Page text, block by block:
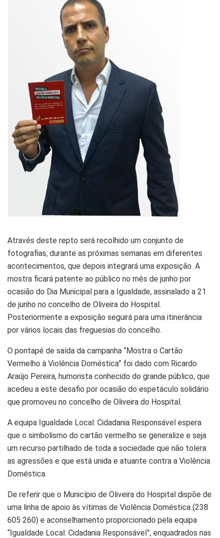
Através deste repto será recolhido um conjunto de
fotografias, durante as próximas semanas em diferentes
acontecimentos, que depois integrará uma exposição. A
mostra ficará patente ao público no mês de junho por
ocasião do Dia Municipal para a Igualdade, assinalado a 21
de junho no concelho de Oliveira do Hospital.
Posteriormente a exposição seguirá para uma itinerância
por vários locais das freguesias do concelho.
O pontapé de saída da campanha “Mostra o Cartão
Vermelho à Violência Doméstica” foi dado com Ricardo
Araújo Pereira, humorista conhecido do grande público, que
acedeu a este desafio por ocasião do espetáculo solidário
que promoveu no concelho de Oliveira do Hospital.
A equipa Igualdade Local: Cidadania Responsável espera
que o simbolismo do cartão vermelho se generalize e seja
um recurso partilhado de toda a sociedade que não tolera
as agressões e que está unida e atuante contra a Violência
Doméstica.
De referir que o Município de Oliveira do Hospital dispõe de
uma linha de apoio às vítimas de Violência Doméstica (238
605 260) e aconselhamento proporcionado pela equipa
“Igualdade Local: Cidadania Responsável”, enquadrados nas